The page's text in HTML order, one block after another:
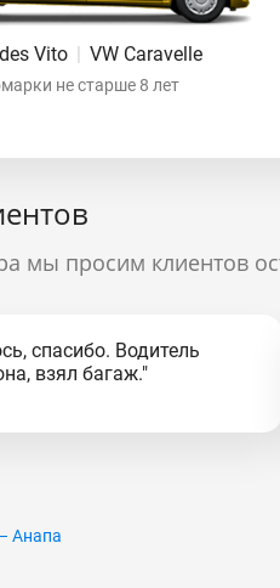
Vito | VW Caravelle
не старше 8 лет
мы просим клиентов
спасибо. Водитель
взял багаж."
Анапа